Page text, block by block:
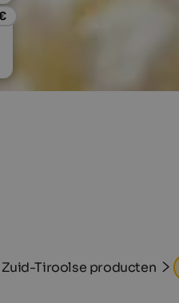
Zuid-Tiroolse producten